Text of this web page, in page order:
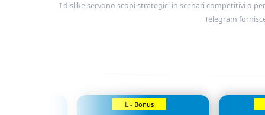
I dislike servono scopi strategici in scenari competitivi o
Telegram
L - Bonus